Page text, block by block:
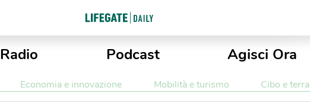
Radio Podcast Agisci Ora
Economia e innovazione Mobilità e turismo Cibo e terra